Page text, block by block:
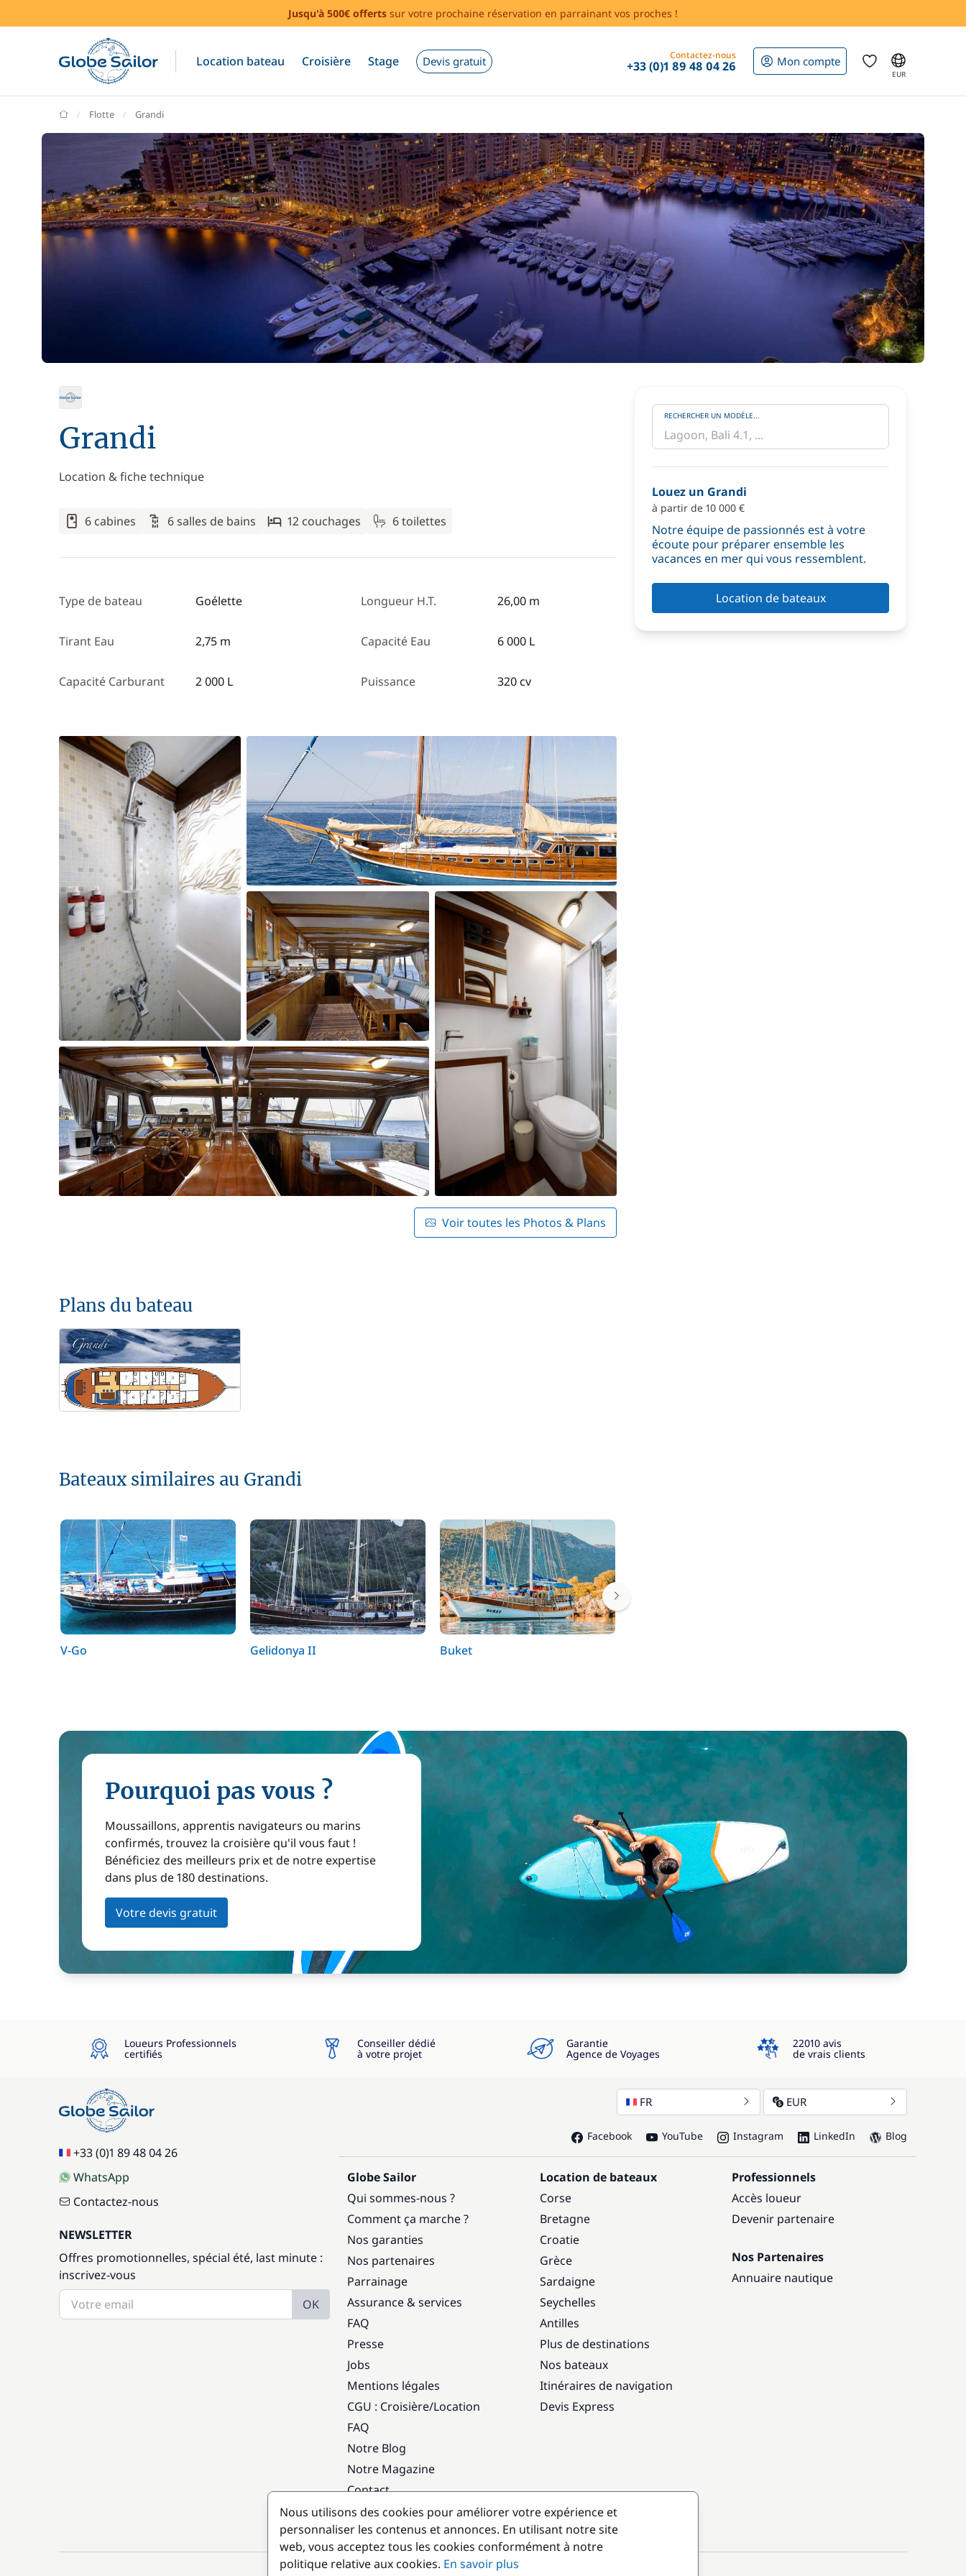
Jusqu'à 500€ offerts sur votre prochaine réservation en parrainant vos proches !
Location bateau Croisière Stage Devis gratuit Contactez-nous
+33 (0)1 89 48 04 26 Mon compte
EUR
GlobeSailor
Flotte Grandi
Grandi
Location & fiche technique
6 cabines 6 salles de bains 12 couchages 6 toilettes
Type de bateau Goélette Longueur H.T. 26,00 m
Tirant Eau 2,75 m Capacité Eau 6 000 L
Capacité Carburant 2 000 L Puissance 320 cv
Voir toutes les Photos & Plans
Plans du bateau
Bateaux similaires au Grandi
V-Go Gelidonya II Buket
RECHERCHER UN MODÈLE...
Louez un Grandi
à partir de 10 000 €
Notre équipe de passionnés est à votre
écoute pour préparer ensemble les
vacances en mer qui vous ressemblent.
Location de bateaux
Pourquoi pas vous ?
Moussaillons, apprentis navigateurs ou marins
confirmés, trouvez la croisière qu'il vous faut !
Bénéficiez des meilleurs prix et de notre expertise
dans plus de 180 destinations.
Votre devis gratuit
Loueurs Professionnels
certifiés
Conseiller dédié
à votre projet
Garantie
Agence de Voyages
4.3
22010 avis
de vrais clients
+33 (0)1 89 48 04 26
WhatsApp
Contactez-nous
NEWSLETTER
Offres promotionnelles, spécial été, last minute :
inscrivez-vous
OK
FR EUR
Facebook YouTube Instagram LinkedIn Blog
Globe Sailor
Qui sommes-nous ?
Comment ça marche ?
Nos garanties
Nos partenaires
Parrainage
Assurance & services
FAQ
Presse
Jobs
Mentions légales
CGU : Croisière/Location
FAQ
Notre Blog
Notre Magazine
Contact
Location de bateaux
Corse
Bretagne
Croatie
Grèce
Sardaigne
Seychelles
Antilles
Plus de destinations
Nos bateaux
Itinéraires de navigation
Devis Express
Professionnels
Accès loueur
Devenir partenaire
Nos Partenaires
Annuaire nautique
Destinations populaires
Nous utilisons des cookies pour améliorer votre expérience et
personnaliser les contenus et annonces. En utilisant notre site
web, vous acceptez tous les cookies conformément à notre
politique relative aux cookies. En savoir plus